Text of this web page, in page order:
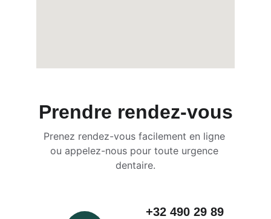
Prendre rendez-vous
Prenez rendez-vous facilement en ligne
ou appelez-nous pour toute urgence
dentaire.
                            +32 490 29 89